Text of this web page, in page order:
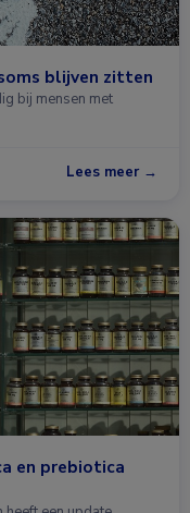
blijven zitten
bij mensen met
Lees meer →
en prebiotica